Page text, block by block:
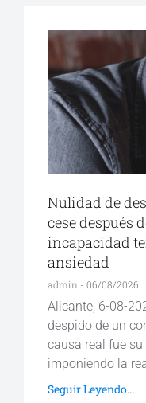
Nulidad de
cese después
incapacidad
ansiedad
admin 06/08/2026
Alicante, 6-08-
despido de un
causa real fue
imponiendo la
Seguir Leyendo...